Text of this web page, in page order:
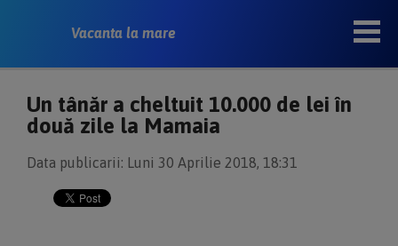
Vacanta la mare
Un tânăr a cheltuit 10.000 de lei în
două zile la Mamaia
Data publicarii: Luni 30 Aprilie 2018, 18:31